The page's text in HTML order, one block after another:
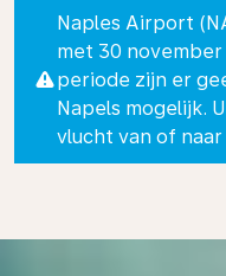
Naples Airport
met 30 november
periode zijn er
Napels mogelijk.
vlucht van of naar